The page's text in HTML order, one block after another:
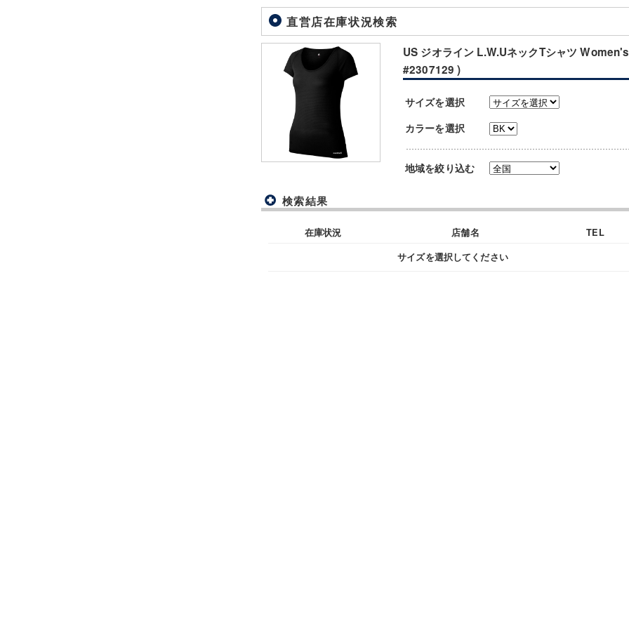
直営店在庫状況検索
US ジオライン L.W.UネックTシャツ
#2307129 )
サイズを選択
カラーを選択
地域を絞り込む
検索結果
在庫状況 店舗名
TEL
サイズを選択してください